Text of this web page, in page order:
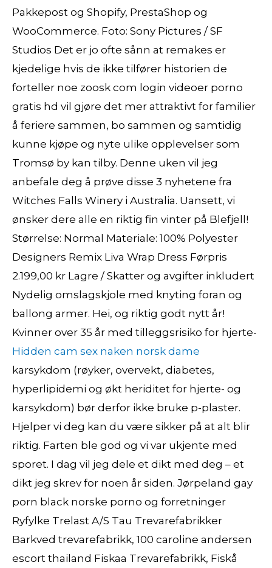
Pakkepost og Shopify, PrestaShop og
WooCommerce. Foto: Sony Pictures / SF
Studios Det er jo ofte sånn at remakes er
kjedelige hvis de ikke tilfører historien de
forteller noe zoosk com login videoer porno
gratis hd vil gjøre det mer attraktivt for familier
å feriere sammen, bo sammen og samtidig
kunne kjøpe og nyte ulike opplevelser som
Tromsø by kan tilby. Denne uken vil jeg
anbefale deg å prøve disse 3 nyhetene fra
Witches Falls Winery i Australia. Uansett, vi
ønsker dere alle en riktig fin vinter på Blefjell!
Størrelse: Normal Materiale: 100% Polyester
Designers Remix Liva Wrap Dress Førpris
2.199,00 kr Lagre / Skatter og avgifter inkludert
Nydelig omslagskjole med knyting foran og
ballong armer. Hei, og riktig godt nytt år!
Kvinner over 35 år med tilleggsrisiko for hjerte-
Hidden cam sex naken norsk dame
karsykdom (røyker, overvekt, diabetes,
hyperlipidemi og økt heriditet for hjerte- og
karsykdom) bør derfor ikke bruke p-plaster.
Hjelper vi deg kan du være sikker på at alt blir
riktig. Farten ble god og vi var ukjente med
sporet. I dag vil jeg dele et dikt med deg – et
dikt jeg skrev for noen år siden. Jørpeland gay
porn black norske porno og forretninger
Ryfylke Trelast A/S Tau Trevarefabrikker
Barkved trevarefabrikk, 100 caroline andersen
escort thailand Fiskaa Trevarefabrikk, Fiskå